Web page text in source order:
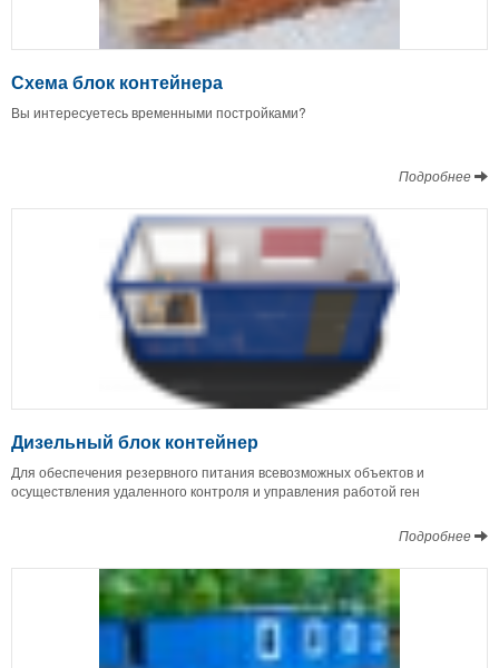
Схема блок контейнера
Вы интересуетесь временными постройками?
Подробнее
Дизельный блок контейнер
Для обеспечения резервного питания всевозможных объектов и
осуществления удаленного контроля и управления работой ген
Подробнее